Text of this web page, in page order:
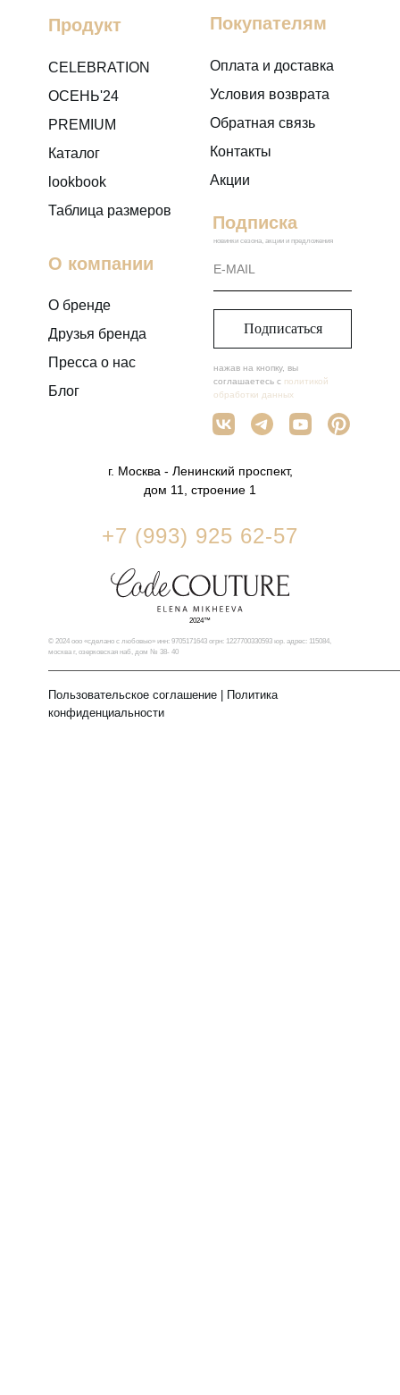
© 2024 ооо «сделано с любовью» инн: 9705171643 огрн: 1227700330593 юр. адрес: 115084,
москва г, озерковская наб, дом № 38- 40
Продукт
CELEBRATION
ОСЕНЬ'24
PREMIUM
Каталог
lookbook
Таблица размеров
Покупателям
Оплата и доставка
Условия возврата
Обратная связь
Контакты
Акции
О бренде
Друзья бренда
Пресса о нас
Блог
Пользовательское соглашение
Политика
конфиденциальности
О компании
Подписаться
2024™
Подписка
нажав на кнопку, вы
соглашаетесь с политикой
обработки данных
новинки сезона, акции и предложения
г. Москва - Ленинский проспект,
дом 11, строение 1
+7 (993) 925 62-57